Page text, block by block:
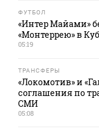
ФУТБОЛ
«Интер Майами»
«Монтеррею» в
05:19
ТРАНСФЕРЫ
«Локомотив» и
соглашения по
СМИ
05:08